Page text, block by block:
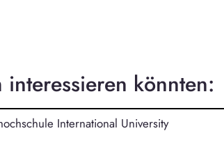
könnten:
International University